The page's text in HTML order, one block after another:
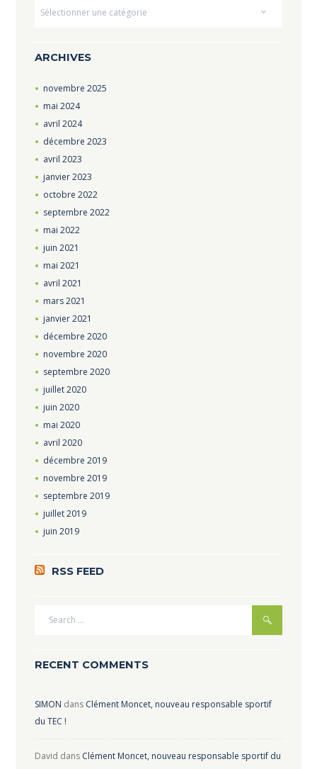
ARCHIVES
novembre 2025
mai 2024
avril 2024
décembre 2023
avril 2023
janvier2023
octobre 2022
septembre 2022
mai 2022
juin 2021
mai 2021
avril 2021
mars2021
janvier2021
décembre 2020
novembre 2020
septembre 2020
juillet2020
juin 2020
mai 2020
avril 2020
décembre 2019
novembre 2019
septembre 2019
juillet2019
juin 2019
RSS FEED
RECENT COMMENTS
SIMON dans Clément Moncet, nouveau responsable sportif
du TEC !
David dans Clément Moncet, nouveau responsable sportif du